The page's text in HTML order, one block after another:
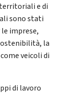
e di
sono stati
imprese,
la
veicoli di
di lavoro